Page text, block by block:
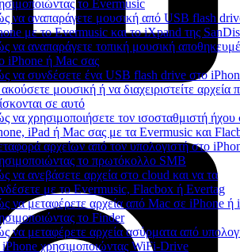
το Evermusic
να αναπαράγετε μουσική από USB flash
με το Evermusic και το iXpand της
να αναπαράγετε τοπική μουσική
iPhone ή Mac σας
να συνδέσετε ένα USB flash drive στο
μουσική ή να διαχειριστείτε αρχεία
σε αυτό
να χρησιμοποιήσετε τον ισοσταθμιστή ήχου
iPad ή Mac σας με τα Evermusic και
αρχείων από τον υπολογιστή στο
το πρωτόκολλο SMB
να ανεβάσετε αρχεία στο cloud και να τα
με το Evermusic, Flacbox ή Evertag
να μεταφέρετε αρχεία από Mac σε iPhone ή
το Finder
να μεταφέρετε αρχεία ασύρματα από
χρησιμοποιώντας WiFi-Drive